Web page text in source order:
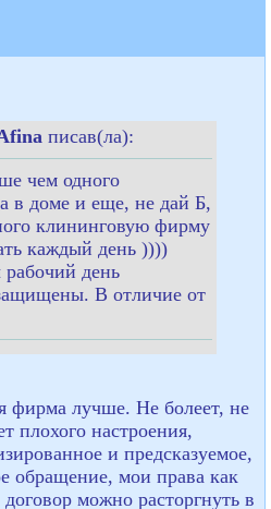
писав(ла):
чем одного
в доме и еще, не дай Б,
клининговую фирму
каждый день ))))
день
В отличие от
фирма лучше. Не болеет, не
плохого настроения,
и предсказуемое,
обращение, мои права как
можно расторгнуть в